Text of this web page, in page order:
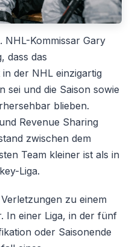
NHL-Kommissar Gary
dass das
der NHL einzigartig
sei und die Saison sowie
blieben.
Revenue Sharing
zwischen dem
Team kleiner ist als in
Liga.
zu einem
In einer Liga, in der fünf
oder Saisonende